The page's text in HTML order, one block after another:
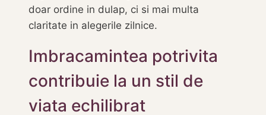
doar ordine in dulap, ci si mai multa
claritate in alegerile zilnice.
Imbracamintea potrivita
contribuie la un stil de
viata echilibrat